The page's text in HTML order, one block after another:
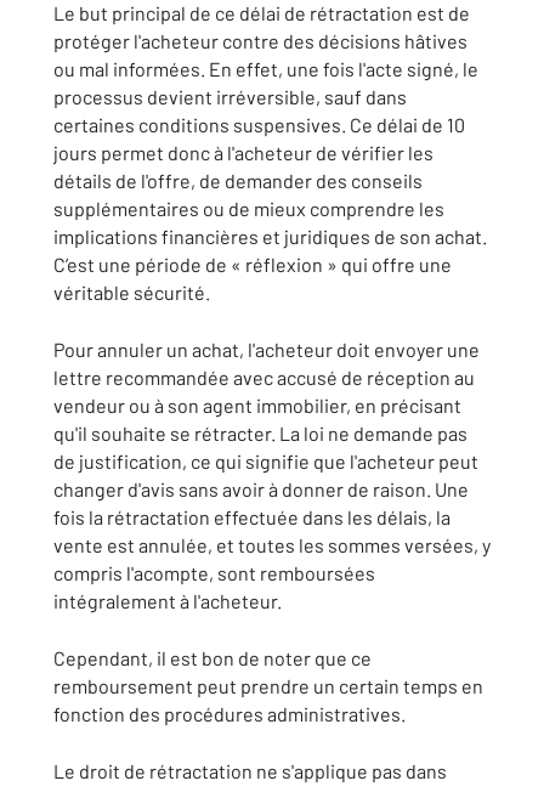
Le but principal de ce délai de rétractation est de
protéger l'acheteur contre des décisions hâtives
ou mal informées. En effet, une fois l'acte signé, le
processus devient irréversible, sauf dans
certaines conditions suspensives. Ce délai de 10
jours permet donc à l'acheteur de vérifier les
détails de l'offre, de demander des conseils
supplémentaires ou de mieux comprendre les
implications financières et juridiques de son achat.
C’est une période de « réflexion » qui offre une
véritable sécurité.
Pour annuler un achat, l'acheteur doit envoyer une
lettre recommandée avec accusé de réception au
vendeur ou à son agent immobilier, en précisant
qu'il souhaite se rétracter. La loi ne demande pas
de justification, ce qui signifie que l'acheteur peut
changer d'avis sans avoir à donner de raison. Une
fois la rétractation effectuée dans les délais, la
vente est annulée, et toutes les sommes versées, y
compris l'acompte, sont remboursées
intégralement à l'acheteur.
Cependant, il est bon de noter que ce
remboursement peut prendre un certain temps en
fonction des procédures administratives.
Le droit de rétractation ne s'applique pas dans